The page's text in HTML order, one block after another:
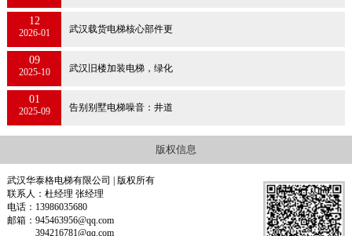
12
2026-01 武汉载货电梯核心部件更
09
2025-10 武汉旧楼加装电梯，绿化
01
2025-09 告别别墅电梯噪音：井道
版权信息
武汉华泰格电梯有限公司 | 版权所有
联系人：杜经理 张经理
电话：13986035680
邮箱：945463956@qq.com
394216781@qq.com